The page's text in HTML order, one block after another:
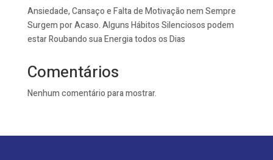
Ansiedade, Cansaço e Falta de Motivação nem Sempre
Surgem por Acaso. Alguns Hábitos Silenciosos podem
estar Roubando sua Energia todos os Dias
Comentários
Nenhum comentário para mostrar.